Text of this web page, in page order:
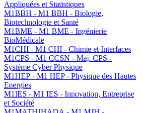
Appliquées et Statistiques
M1BBH - M1 BBH - Biologie,
Biotechnologie et Santé
M1BME - M1 BME - Ingénierie
BioMédicale
M1CHI - M1 CHI - Chimie et Interfaces
M1CPS - M1 CCSN - Maj. CPS -
Système Cyber Physique
M1HEP - M1 HEP - Physique des Hautes
Energies
M1IES - M1 IES - Innovation, Entreprise
et Société